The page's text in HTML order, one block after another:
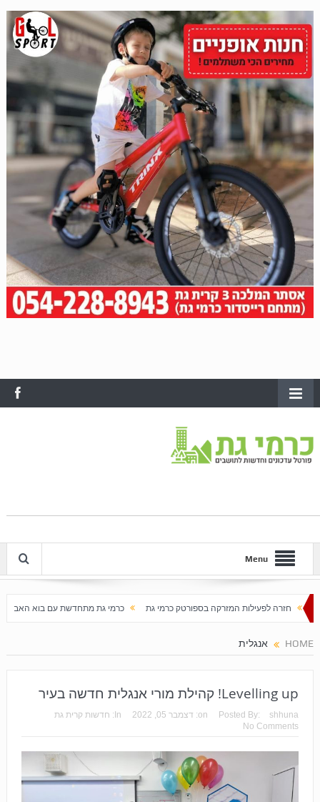
Menu
המזרקה בספורטק כרמי גת כרמי גת מתחדשת עם בוא האביב עלייה חדה
HOME אנגלית
Levelling up! קהילת מורי אנגלית חדשה בעיר
Posted By: shhuna
on: דצמבר 05, 2022 In:
חדשות קרית גת
No Comments